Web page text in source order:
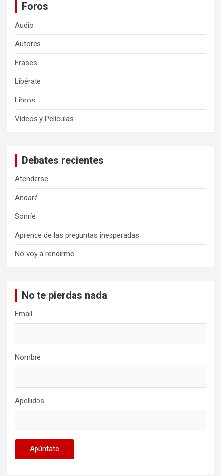
Foros
Audio
Autores
Frases
Libérate
Libros
Vídeos y Películas
Debates recientes
Atenderse
Andaré
Sonríe
Aprende de las preguntas inesperadas
No voy a rendirme
No te pierdas nada
Email
Nombre
Apellidos